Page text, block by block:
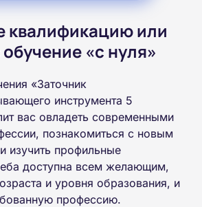
квалификацию или
«с нуля»
«Заточник
инструмента 5
вас овладеть современными
познакомиться с новым
изучить профильные
доступна всем желающим,
и уровня образования, и
профессию.